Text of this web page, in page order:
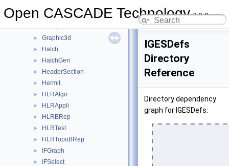
Open CASCADE Technology7.9.0
gp
► Graphic3d
► Hatch
► HatchGen
► HeaderSection
► Hermit
► HLRAlgo
► HLRAppli
► HLRBRep
► HLRTest
► HLRTopoBRep
► IFGraph
► IFSelect
IGESDefs
Directory
Reference
Directory dependency
graph for IGESDefs: